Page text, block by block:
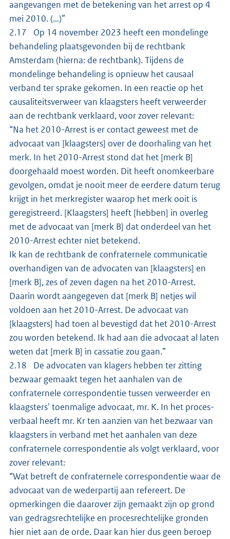
aangevangen met de betekening van het arrest op 4
mei 2010. (…)”
2.17 Op 14 november 2023 heeft een mondelinge
behandeling plaatsgevonden bij de rechtbank
Amsterdam (hierna: de rechtbank). Tijdens de
mondelinge behandeling is opnieuw het causaal
verband ter sprake gekomen. In een reactie op het
causaliteitsverweer van klaagsters heeft verweerder
aan de rechtbank verklaard, voor zover relevant:
“Na het 2010-Arrest is er contact geweest met de
advocaat van [klaagsters] over de doorhaling van het
merk. In het 2010-Arrest stond dat het [merk B]
doorgehaald moest worden. Dit heeft onomkeerbare
gevolgen, omdat je nooit meer de eerdere datum terug
krijgt in het merkregister waarop het merk ooit is
geregistreerd. [Klaagsters] heeft [hebben] in overleg
met de advocaat van [merk B] dat onderdeel van het
2010-Arrest echter niet betekend.
Ik kan de rechtbank de confraternele communicatie
overhandigen van de advocaten van [klaagsters] en
[merk B], zes of zeven dagen na het 2010-Arrest.
Daarin wordt aangegeven dat [merk B] netjes wil
voldoen aan het 2010-Arrest. De advocaat van
[klaagsters] had toen al bevestigd dat het 2010-Arrest
zou worden betekend. Ik had aan die advocaat al laten
weten dat [merk B] in cassatie zou gaan.”
2.18 De advocaten van klagers hebben ter zitting
bezwaar gemaakt tegen het aanhalen van de
confraternele correspondentie tussen verweerder en
klaagsters' toenmalige advocaat, mr. K. In het proces-
verbaal heeft mr. Kr ten aanzien van het bezwaar van
klaagsters in verband met het aanhalen van deze
confraternele correspondentie als volgt verklaard, voor
zover relevant:
“Wat betreft de confraternele correspondentie waar de
advocaat van de wederpartij aan refereert. De
opmerkingen die daarover zijn gemaakt zijn op grond
van gedragsrechtelijke en procesrechtelijke gronden
hier niet aan de orde. Daar kan hier dus geen beroep